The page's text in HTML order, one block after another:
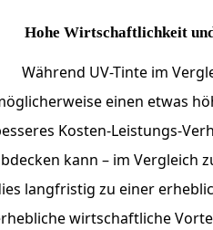
Hohe Wirtschaftlichkeit
Während UV-Tinte im
einen etwas
Kosten-Leistungs-
kann – im Vergleich
langfristig zu einer
wirtschaftliche